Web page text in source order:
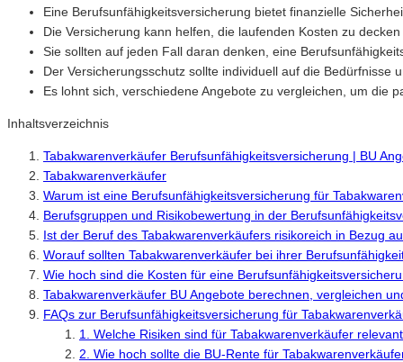
Eine Berufsunfähigkeitsversicherung bietet finanzielle
Die Versicherung kann helfen, die laufenden Kosten zu
Sie sollten auf jeden Fall daran denken, eine
Der Versicherungsschutz sollte individuell auf die Bedürfnisse
Es lohnt sich, verschiedene Angebote zu vergleichen, um die
Inhaltsverzeichnis
Tabakwarenverkäufer Berufsunfähigkeitsversicherung | BU
Tabakwarenverkäufer
Warum ist eine Berufsunfähigkeitsversicherung für
Berufsgruppen und Risikobewertung in der
Ist der Beruf des Tabakwarenverkäufers risikoreich in Bezug
Worauf sollten Tabakwarenverkäufer bei ihrer
Wie hoch sind die Kosten für eine
Tabakwarenverkäufer BU Angebote berechnen, vergleichen
FAQs zur Berufsunfähigkeitsversicherung für
1. Welche Risiken sind für Tabakwarenverkäufer
2. Wie hoch sollte die BU-Rente für